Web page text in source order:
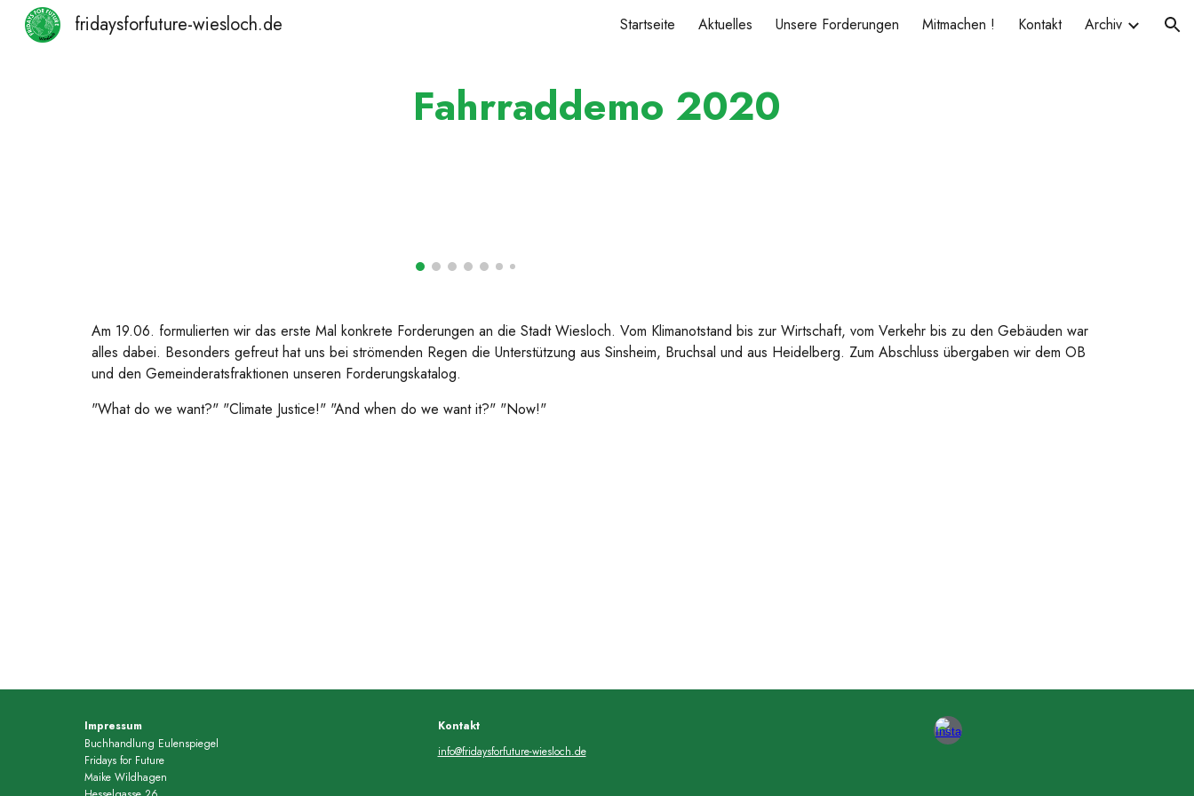
Skip to navigation
fridaysforfuture-wiesloch.de Startseite Aktuelles Unsere Forderungen Mitmachen ! Kontakt Archiv
Fahrraddemo 2020
Am 19.06. formulierten wir das erste Mal konkrete Forderungen an die Stadt Wiesloch. Vom Klimanotstand bis zur Wirtschaft, vom Verkehr bis zu den Gebäuden war
alles dabei. Besonders gefreut hat uns bei strömenden Regen die Unterstützung aus Sinsheim, Bruchsal und aus Heidelberg. Zum Abschluss übergaben wir dem OB
und den Gemeinderatsfraktionen unseren Forderungskatalog.
"What do we want?" "Climate Justice!" "And when do we want it?" "Now!"
Impressum
Buchhandlung Eulenspiegel
Fridays for Future
Maike Wildhagen
Kontakt
info@fridaysforfuture-wiesloch.de